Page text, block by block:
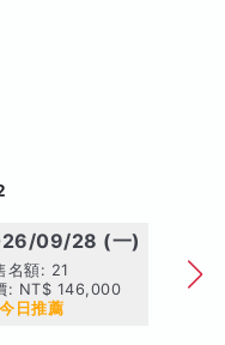
09/28 (一)
名額: 21
: NT$ 146,000
今日推薦
可
售